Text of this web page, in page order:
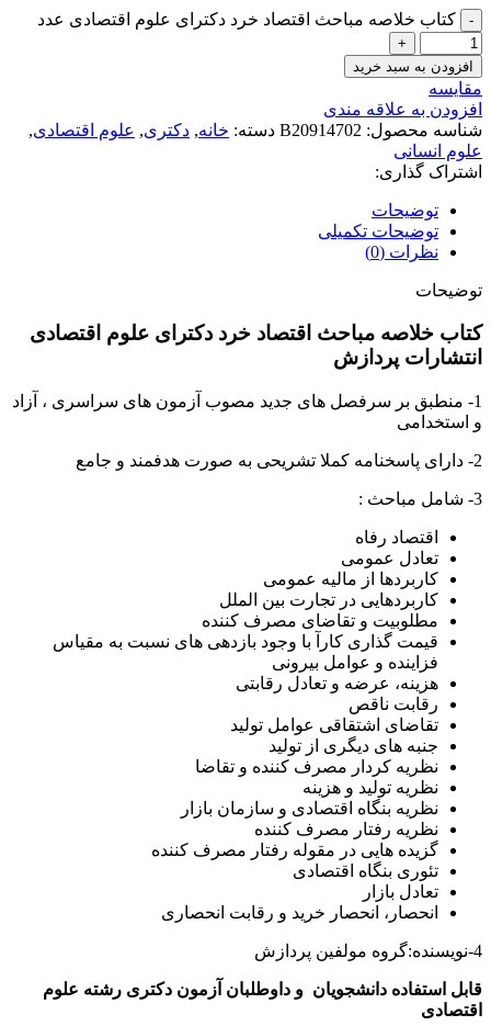
کتاب خلاصه مباحث اقتصاد خرد دکترای علوم اقتصادی عدد
افزودن به سبد خرید
مقايسه
افزودن به علاقه مندی
شناسه محصول: B20914702 دسته: خانه, دکتری, علوم اقتصادی,
علوم انسانی
اشتراک گذاری:
توضیحات
توضیحات تکمیلی
نظرات (0)
توضیحات
کتاب خلاصه مباحث اقتصاد خرد دکترای علوم اقتصادی
انتشارات پردازش
1- منطبق بر سرفصل های جدید مصوب آزمون های سراسری ، آزاد
و استخدامی
2- دارای پاسخنامه کملا تشریحی به صورت هدفمند و جامع
3- شامل مباحث :
اقتصاد رفاه
تعادل عمومی
کاربردها از مالیه عمومی
کاربردهایی در تجارت بین الملل
مطلوبیت و تقاضای مصرف کننده
قیمت گذاری کارآ با وجود بازدهی های نسبت به مقیاس
فزاینده و عوامل بیرونی
هزینه، عرضه و تعادل رقابتی
رقابت ناقص
تقاضای اشتقاقی عوامل تولید
جنبه های دیگری از تولید
نظریه کردار مصرف کننده و تقاضا
نظریه تولید و هزینه
نظریه بنگاه اقتصادی و سازمان بازار
نظریه رفتار مصرف کننده
گزیده هایی در مقوله رفتار مصرف کننده
تئوری بنگاه اقتصادی
تعادل بازار
انحصار، انحصار خرید و رقابت انحصاری
4-نویسنده:گروه مولفین پردازش
قابل استفاده دانشجویان و داوطلبان آزمون دکتری رشته علوم
اقتصادی